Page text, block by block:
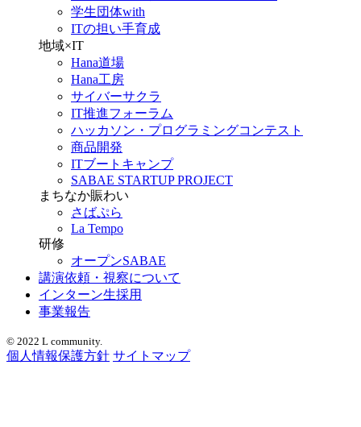
学生団体with
ITの担い手育成
地域×IT
Hana道場
Hana工房
サイバーサクラ
IT推進フォーラム
ハッカソン・プログラミングコンテスト
商品開発
ITブートキャンプ
SABAE STARTUP PROJECT
まちなか賑わい
さばぷら
La Tempo
研修
オープンSABAE
講演依頼・視察について
インターン生採用
事業報告
© 2022 L community.
個人情報保護方針 サイトマップ